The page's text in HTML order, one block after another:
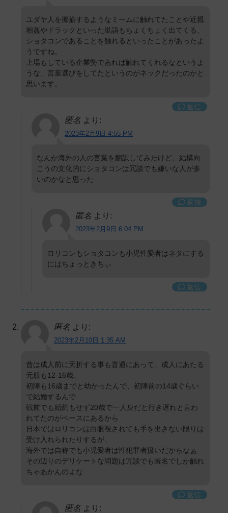
ユダヤ人を揶揄するようなミームに触れてたことや近親
相姦やドラックといった単語もちょくちょく出てくる、
ショタコンであることを触れるといったことがあったよ
うですね。
上場もしている企業勢であれば触れてくれるなというよ
うな、言葉選びをしてたというのがネックだったのかと
思います。
返信
匿名 より:
2023年2月9日 4:55 PM
なんか海外の人の言葉を翻訳してみたけど、結構向
こうの文化的にショタコンは冗談でも嫌いな人が多
いのかなと思った
返信
匿名 より:
2023年2月9日 6:04 PM
ロリコンもショタコンも小児性愛者はネタにする
にはちょっときちぃ
返信
匿名 より:
2023年2月10日 1:35 AM
昔は成人前に夭折する事も普通にあって、成人にあたる
元服も12-16歳、
初陣も16歳までと幼かったんで、初陣前の14歳ぐらい
で結婚するんで
戦前でも婚約もせず20歳で一人身だと行き遅れと言わ
れてたのがベースにあるから
日本ではロリコンは白眼視されても手を出さない限りは
受け入れられたりするが、
海外では自称でも小児愛者は性犯罪者扱いだからなぁ
その辺りのデリケートな問題は冗談でも匿名でしか触れ
ちゃあかんのよな
返信
匿名 より: